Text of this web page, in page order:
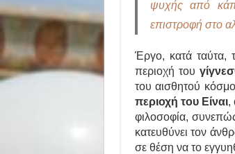
ψυχής από
επιστροφή στο
Έργο, κατά ταύτα,
περιοχή του
του αισθητού
περιοχή του Είναι,
φιλοσοφία,
κατευθύνει τον
σε θέση να το